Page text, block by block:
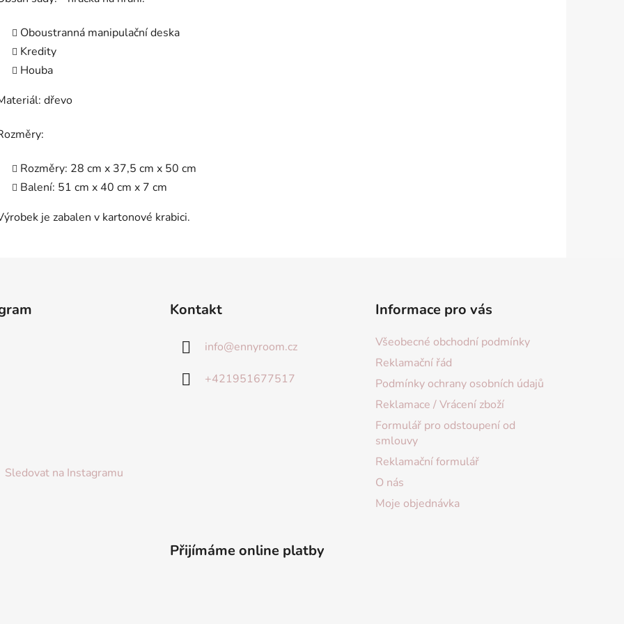
Oboustranná manipulační deska
Kredity
Houba
dřevo
Rozměry: 28 cm x 37,5 cm x 50 cm
Balení: 51 cm x 40 cm x 7 cm
je zabalen v kartonové krabici.
Sledovat na Instagramu
Kontakt
info@ennyroom.cz
+421951677517
Informace pro vás
Všeobecné obchodní podmínky
Reklamační řád
Podmínky ochrany osobních údajů
Reklamace / Vrácení zboží
Formulář pro odstoupení od
smlouvy
Reklamační formulář
O nás
Moje objednávka
Přijímáme online platby